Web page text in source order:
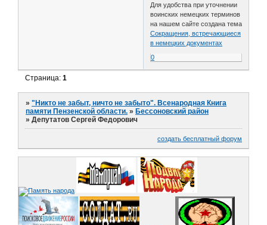
Для удобства при уточнении
воинских немецких терминов
на нашем сайте создана тема
Сокращения, встречающиеся
в немецких документах
0
Страница:1
»"Никто не забыт, ничто не забыто". Всенародная Книга
памяти Пензенской области. » Бессоновский район
»Депутатов Сергей Федорович
создать бесплатный форум